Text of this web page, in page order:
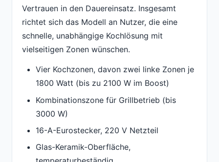
Vertrauen in den Dauereinsatz. Insgesamt
richtet sich das Modell an Nutzer, die eine
schnelle, unabhängige Kochlösung mit
vielseitigen Zonen wünschen.
Vier Kochzonen, davon zwei linke Zonen je
1800 Watt (bis zu 2100 W im Boost)
Kombinationszone für Grillbetrieb (bis
3000 W)
16-A-Eurostecker, 220 V Netzteil
Glas-Keramik-Oberfläche,